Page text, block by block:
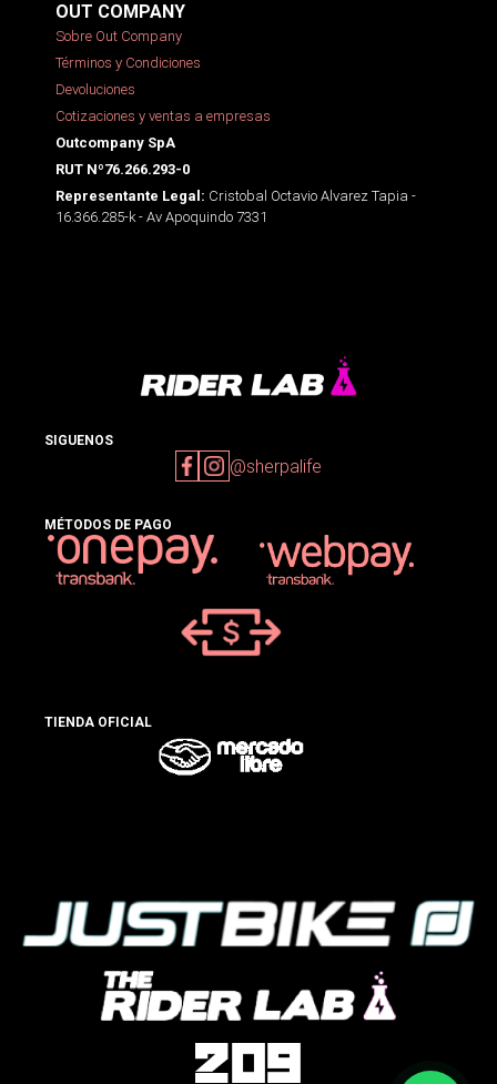
OUT COMPANY
Sobre Out Company
Términos y Condiciones
Devoluciones
Cotizaciones y ventas a empresas
Outcompany SpA
RUT Nº76.266.293-0
Representante Legal: Cristobal Octavio Alvarez Tapia -
16.366.285-k - Av Apoquindo 7331
SIGUENOS
@sherpalife
MÉTODOS DE PAGO
TIENDA OFICIAL